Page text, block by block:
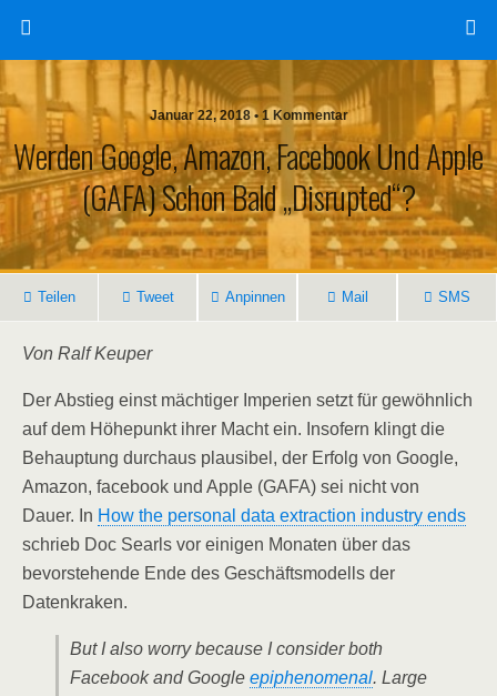
Januar 22, 2018 • 1 Kommentar
Werden Google, Amazon, Facebook Und Apple
(GAFA) Schon Bald „disrupted“?
Teilen Tweet Anpinnen Mail SMS
Von Ralf Keuper
Der Abstieg einst mächtiger Imperien setzt für gewöhnlich
auf dem Höhepunkt ihrer Macht ein. Insofern klingt die
Behauptung durchaus plausibel, der Erfolg von Google,
Amazon, facebook und Apple (GAFA) sei nicht von
Dauer. In How the personal data extraction industry ends
schrieb Doc Searls vor einigen Monaten über das
bevorstehende Ende des Geschäftsmodells der
Datenkraken.
But I also worry because I consider both
Facebook and Google epiphenomenal. Large